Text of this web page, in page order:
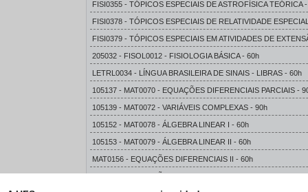
FISI0355 - TÓPICOS ESPECIAIS DE ASTROFÍSICA TEÓRICA
FISI0378 - TÓPICOS ESPECIAIS DE RELATIVIDADE
FISI0379 - TÓPICOS ESPECIAIS EM ATIVIDADES DE
205032 - FISOL0012 - FISIOLOGIA BÁSICA - 60h
LETRL0034 - LÍNGUA BRASILEIRA DE SINAIS - LIBRAS - 60h
105137 - MAT0070 - EQUAÇÕES DIFERENCIAIS PARCIAIS -
105139 - MAT0072 - VARIÁVEIS COMPLEXAS - 90h
105152 - MAT0078 - ÁLGEBRA LINEAR I - 60h
105153 - MAT0079 - ÁLGEBRA LINEAR II - 60h
MAT0156 - EQUAÇÕES DIFERENCIAIS II - 60h
MAT0157 - EQUAÇÕES DIFERENCIAIS III - 60h